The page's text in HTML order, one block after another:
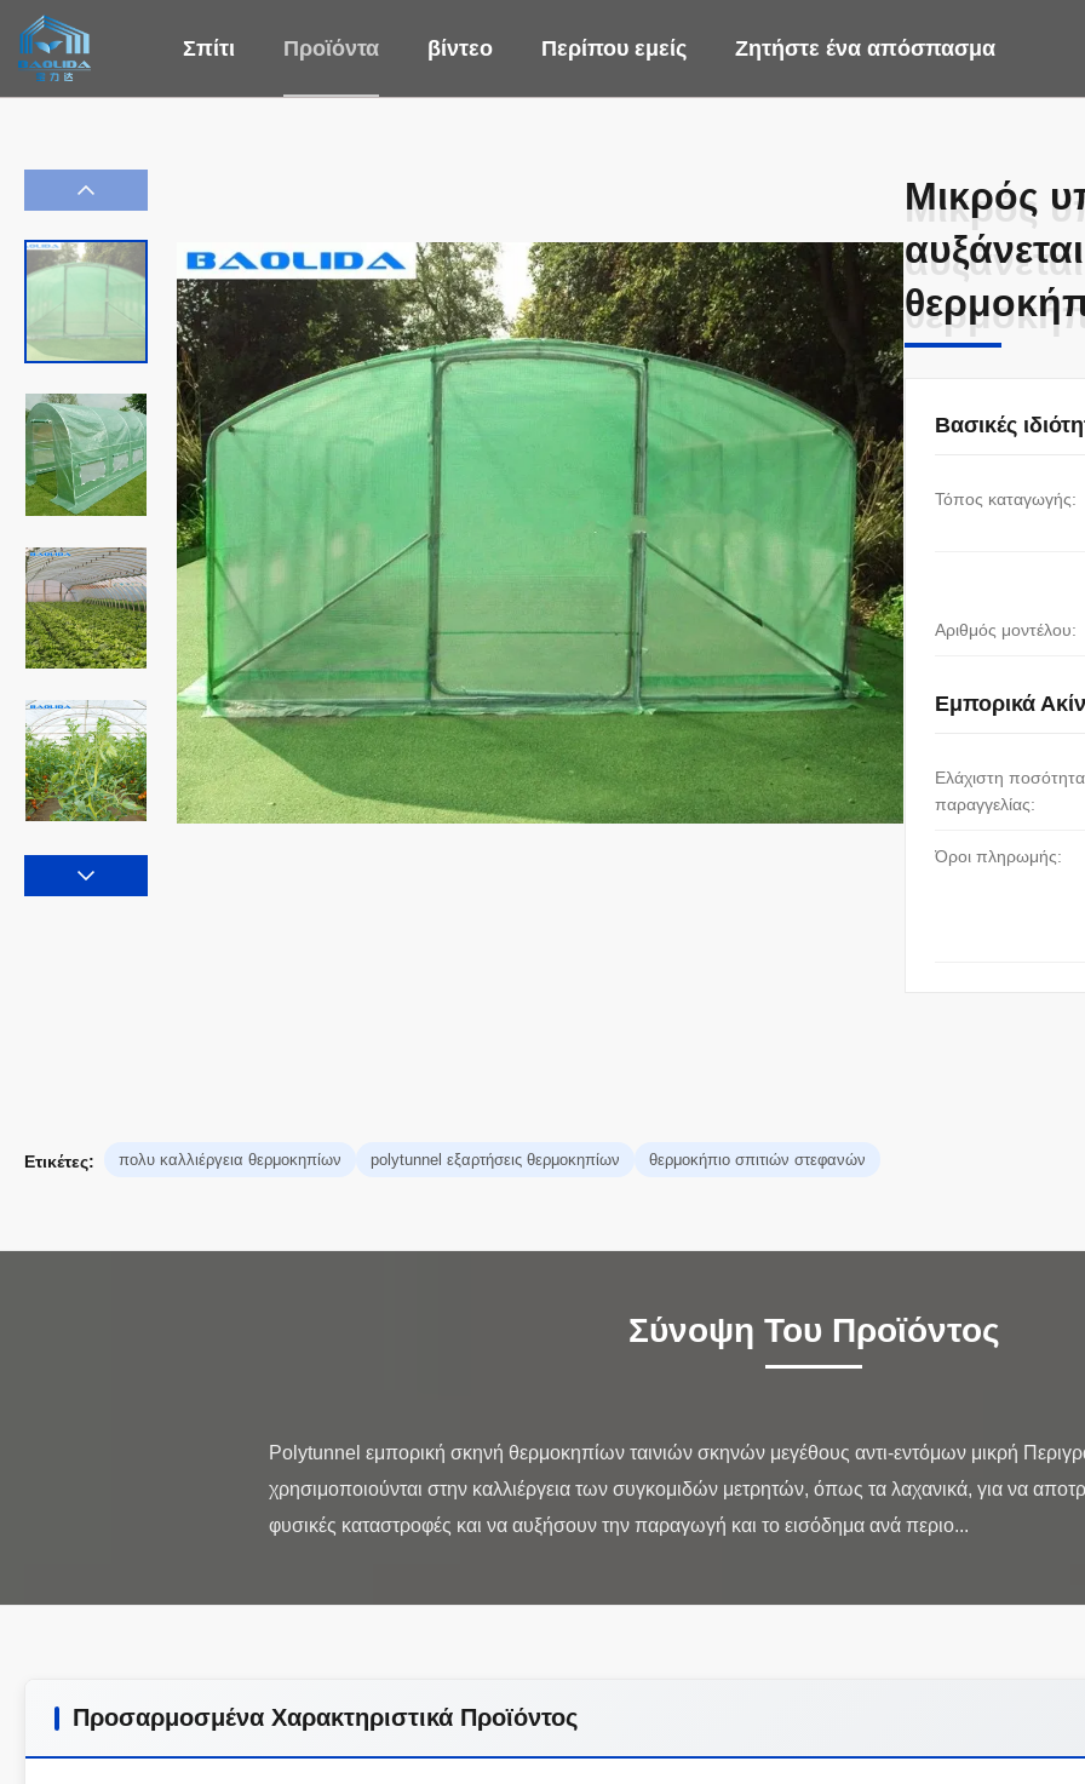
Σπίτι Προϊόντα βίντεο Περίπου εμείς Ζητήστε ένα απόσπασμα
Μικρός
Μικρός
Βασικές
Τόπος καταγωγής:
Αριθμός μοντέλου:
Εμπορικά
Ελάχιστη ποσότητα
παραγγελίας:
Όροι πληρωμής:
Ετικέτες: πολυ καλλιέργεια θερμοκηπίων polytunnel εξαρτήσεις θερμοκηπίων θερμοκήπιο σπιτιών στεφανών
Σύνοψη Του Προϊόντος
Polytunnel εμπορική σκηνή θερμοκηπίων ταινιών σκηνών μεγέθους αντι-εντόμων μικρή
χρησιμοποιούνται στην καλλιέργεια των συγκομιδών μετρητών, όπως τα λαχανικά, για να
Προσαρμοσμένα Χαρακτηριστικά Προϊόντος